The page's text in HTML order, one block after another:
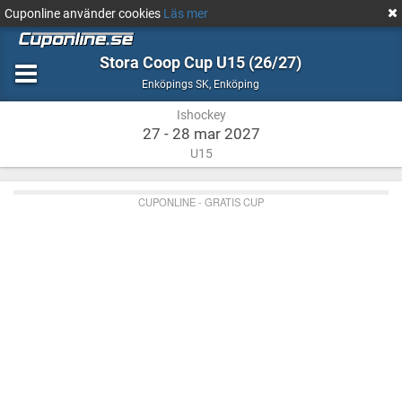
Cuponline använder cookies Läs mer
Stora Coop Cup U15 (26/27)
Enköpings SK, Ishockey
Enköping
Ishockey
27 - 28 mar 2027
U15
CUPONLINE - GRATIS CUP